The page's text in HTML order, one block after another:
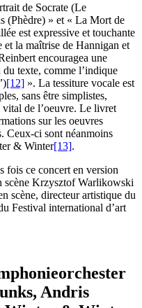
de Socrate (Le
(Phèdre) » et « La Mort de
est expressive et touchante
et la maîtrise de Hannigan et
encouragea une
texte, comme l’indique
)[12] ». La tessiture vocale est
sans être simplistes,
vital de l’oeuvre. Le livret
sur les oeuvres
Ceux-ci sont néanmoins
& Winter[13].
fois ce concert en version
scène Krzysztof Warlikowski
scène, directeur artistique du
Festival international d’art
Andris